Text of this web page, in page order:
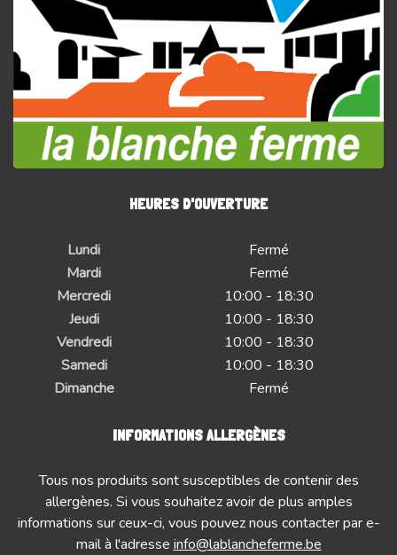
HEURES D'OUVERTURE
Lundi
Fermé
Mardi
Fermé
Mercredi
10:00 - 18:30
Jeudi
10:00 - 18:30
Vendredi
10:00 - 18:30
Samedi
10:00 - 18:30
Dimanche
Fermé
INFORMATIONS ALLERGÈNES
Tous nos produits sont susceptibles de contenir des
allergènes. Si vous souhaitez avoir de plus amples
informations sur ceux-ci, vous pouvez nous contacter par e-
mail à l'adresse info@lablancheferme.be